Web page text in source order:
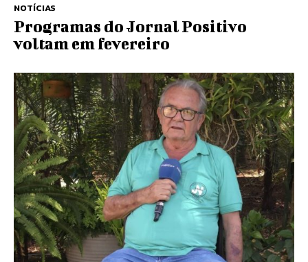
NOTÍCIAS
Programas do Jornal Positivo
voltam em fevereiro